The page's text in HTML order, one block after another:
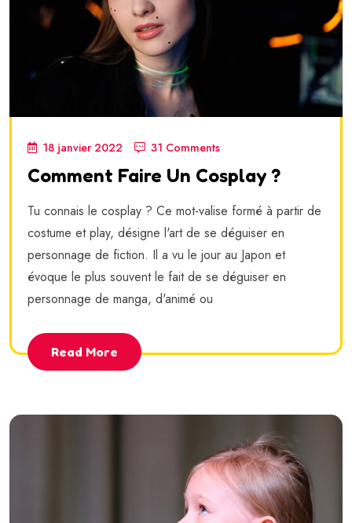
18 janvier 2022 31 Comments
Comment Faire Un Cosplay ?
Tu connais le cosplay ? Ce mot-valise formé à partir de
costume et play, désigne l'art de se déguiser en
personnage de fiction. Il a vu le jour au Japon et
évoque le plus souvent le fait de se déguiser en
personnage de manga, d'animé ou
Read More